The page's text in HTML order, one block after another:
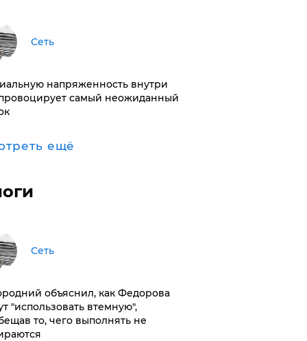
Сеть
напряженность внутри
самый неожиданный
ещё
Сеть
объяснил, как Федорова
"использовать втемную",
то, чего выполнять не